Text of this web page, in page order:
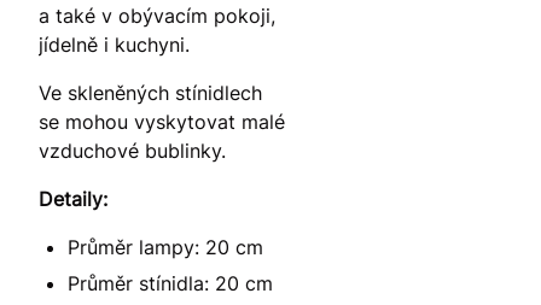
a také v obývacím pokoji,
jídelně i kuchyni.
Ve skleněných stínidlech
se mohou vyskytovat malé
vzduchové bublinky.
Detaily:
Průměr lampy: 20 cm
Průměr stínidla: 20 cm